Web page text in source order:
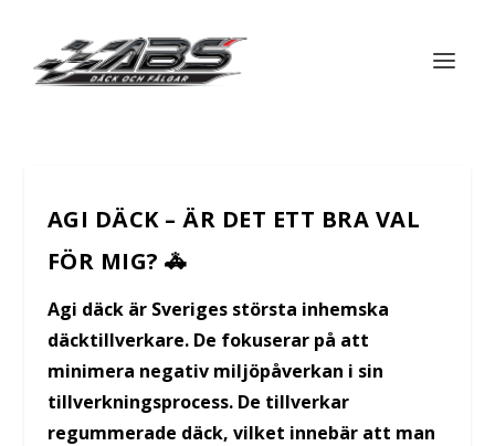
AGI DÄCK – ÄR DET ETT BRA VAL
FÖR MIG? 🚓
Agi däck är Sveriges största inhemska
däcktillverkare. De fokuserar på att
minimera negativ miljöpåverkan i sin
tillverkningsprocess. De tillverkar
regummerade däck, vilket innebär att man